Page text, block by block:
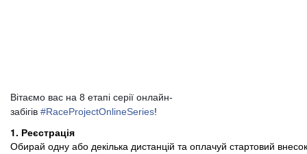
Вітаємо вас на 8 етапі серії онлайн-
забігів #RaceProjectOnlineSeries!
1. Реєстрація
Обирай одну або декілька дистанцій та оплачуй стартовий